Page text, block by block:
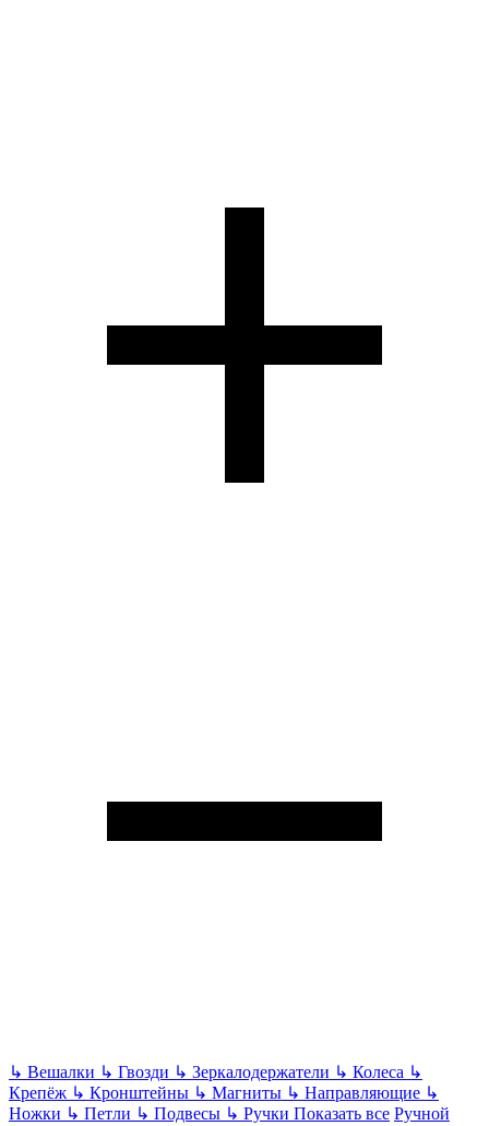
↳ Вешалки ↳ Гвозди ↳ Зеркалодержатели ↳ Колеса ↳
Крепёж ↳ Кронштейны ↳ Магниты ↳ Направляющие ↳
Ножки ↳ Петли ↳ Подвесы ↳ Ручки Показать все Ручной